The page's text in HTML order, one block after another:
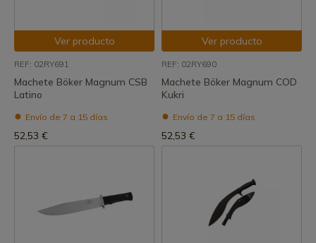
Ver producto
REF: 02RY691
Machete Böker Magnum CSB
Latino
Envío de 7 a 15 días
52,53 €
Ver producto
REF: 02RY690
Machete Böker Magnum COD
Kukri
Envío de 7 a 15 días
52,53 €